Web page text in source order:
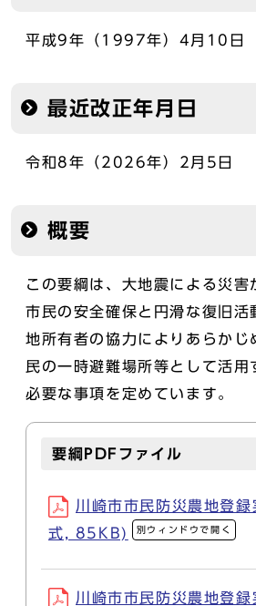
平成9年（1997年）4月10日
最近改正年月日
令和8年（2026年）2月5日
概要
この要綱は、大地震による災害
市民の安全確保と円滑な復旧活
地所有者の協力によりあらかじ
民の一時避難場所等として活用
必要な事項を定めています。
要綱PDFファイル
川崎市市民防災農地登
式, 85KB)
別ウィンドウで開く
川崎市市民防災農地登録